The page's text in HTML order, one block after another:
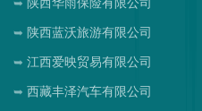
陕西华雨保险有限公司
陕西蓝沃旅游有限公司
江西爱映贸易有限公司
西藏丰泽汽车有限公司